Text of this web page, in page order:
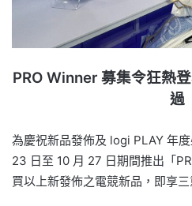
PRO Winner 募集令狂熱
過
為慶祝新品發佈及 logi PLAY 年
23 日至 10 月 27 日期間推出「
買以上新發佈之電競新品，即享三